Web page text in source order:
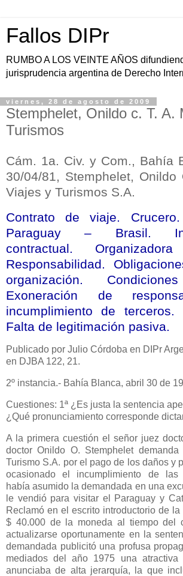
Fallos DIPr
RUMBO A LOS VEINTE AÑOS
jurisprudencia argentina de Derecho
viernes, 28 de agosto de 2009
Stemphelet, Onildo c. T. A.
Turismos
Cám. 1a. Civ. y Com., Bahía
30/04/81, Stemphelet, Onildo
Viajes y Turismos S.A.
Contrato de viaje.
Paraguay – Brasil.
contractual.
Responsabilidad.
organización.
Exoneración de
incumplimiento de terceros.
Falta de legitimación pasiva.
Publicado por Julio Córdoba en DIPr
en DJBA 122, 21.
2º instancia.- Bahía Blanca, abril 30 de
Cuestiones: 1ª ¿Es justa la sentencia
¿Qué pronunciamiento corresponde
A la primera cuestión el señor juez
doctor Onildo O. Stemphelet
Turismo S.A. por el pago de los daños y
ocasionado el incumplimiento de las
había asumido la demandada en una
le vendió para visitar el Paraguay y
Reclamó en el escrito introductorio de
$ 40.000 de la moneda al tiempo del
actualizarse oportunamente en la
demandada publicitó una profusa
mediados del año 1975 una atractiva
anunciaba de alta jerarquía, la que